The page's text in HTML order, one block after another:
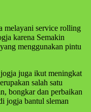
melayani service rolling
karena Semakin
menggunakan pintu
juga ikut meningkat
salah satu
bongkar dan perbaikan
jogja bantul sleman